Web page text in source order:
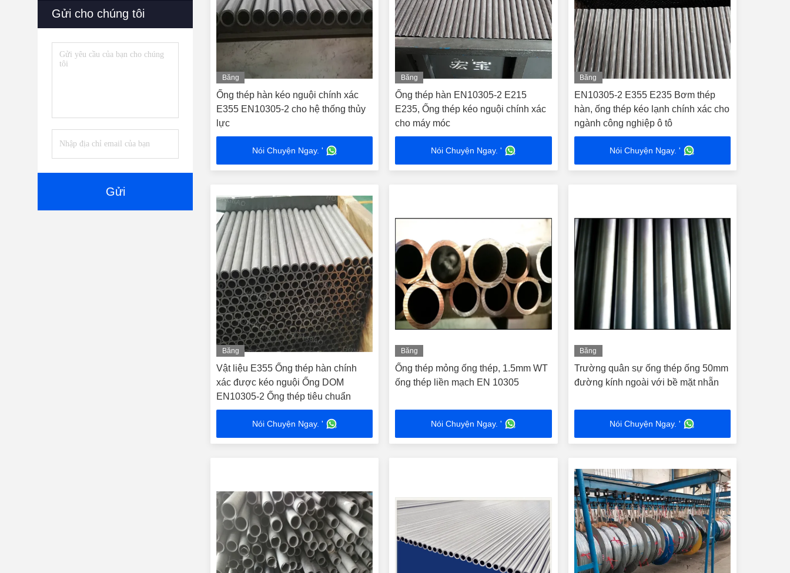
Gửi cho chúng tôi
Gửi
Băng
Ống thép hàn kéo nguội chính xác
E355 EN10305-2 cho hệ thống thủy
lực
Nói Chuyện Ngay. '
Băng
Ống thép hàn EN10305-2 E215
E235, Ống thép kéo nguội chính xác
cho máy móc
Nói Chuyện Ngay. '
Băng
hình
EN10305-2 E355 E235 Bơm thép
hàn, ống thép kéo lạnh chính xác cho
ngành công nghiệp ô tô
Nói Chuyện Ngay. '
Băng
hình
Vật liệu E355 Ống thép hàn chính
xác được kéo nguội Ống DOM
EN10305-2 Ống thép tiêu chuẩn
Nói Chuyện Ngay. '
Băng
Ống thép mỏng ống thép, 1.5mm WT
ống thép liền mạch EN 10305
Nói Chuyện Ngay. '
Băng
hình
Trường quân sự ống thép ống 50mm
đường kính ngoài với bề mặt nhẵn
Nói Chuyện Ngay. '